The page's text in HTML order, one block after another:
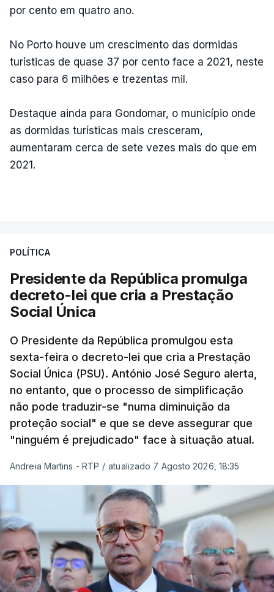
por cento em quatro ano.
No Porto houve um crescimento das dormidas
turísticas de quase 37 por cento face a 2021, neste
caso para 6 milhões e trezentas mil.
Destaque ainda para Gondomar, o município onde
as dormidas turísticas mais cresceram,
aumentaram cerca de sete vezes mais do que em
2021.
POLÍTICA
Presidente da República promulga
decreto-lei que cria a Prestação
Social Única
O Presidente da República promulgou esta
sexta-feira o decreto-lei que cria a Prestação
Social Única (PSU). António José Seguro alerta,
no entanto, que o processo de simplificação
não pode traduzir-se "numa diminuição da
proteção social" e que se deve assegurar que
"ninguém é prejudicado" face à situação atual.
Andreia Martins - RTP / atualizado 7 Agosto 2026, 18:35